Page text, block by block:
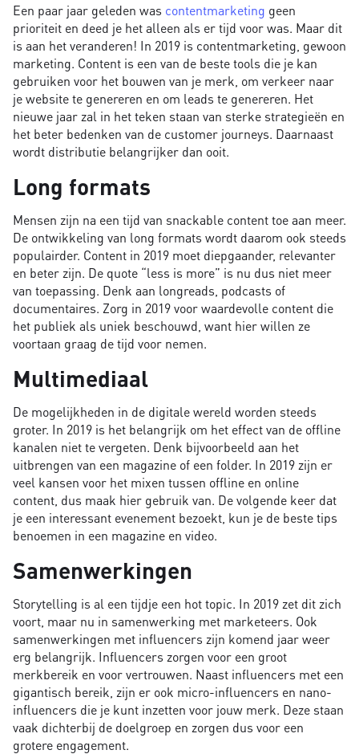
Een paar jaar geleden was contentmarketing geen
prioriteit en deed je het alleen als er tijd voor was. Maar dit
is aan het veranderen! In 2019 is contentmarketing, gewoon
marketing. Content is een van de beste tools die je kan
gebruiken voor het bouwen van je merk, om verkeer naar
je website te genereren en om leads te genereren. Het
nieuwe jaar zal in het teken staan van sterke strategieën en
het beter bedenken van de customer journeys. Daarnaast
wordt distributie belangrijker dan ooit.
Long formats
Mensen zijn na een tijd van snackable content toe aan meer.
De ontwikkeling van long formats wordt daarom ook steeds
populairder. Content in 2019 moet diepgaander, relevanter
en beter zijn. De quote “less is more” is nu dus niet meer
van toepassing. Denk aan longreads, podcasts of
documentaires. Zorg in 2019 voor waardevolle content die
het publiek als uniek beschouwd, want hier willen ze
voortaan graag de tijd voor nemen.
Multimediaal
De mogelijkheden in de digitale wereld worden steeds
groter. In 2019 is het belangrijk om het effect van de offline
kanalen niet te vergeten. Denk bijvoorbeeld aan het
uitbrengen van een magazine of een folder. In 2019 zijn er
veel kansen voor het mixen tussen offline en online
content, dus maak hier gebruik van. De volgende keer dat
je een interessant evenement bezoekt, kun je de beste tips
benoemen in een magazine en video.
Samenwerkingen
Storytelling is al een tijdje een hot topic. In 2019 zet dit zich
voort, maar nu in samenwerking met marketeers. Ook
samenwerkingen met influencers zijn komend jaar weer
erg belangrijk. Influencers zorgen voor een groot
merkbereik en voor vertrouwen. Naast influencers met een
gigantisch bereik, zijn er ook micro-influencers en nano-
influencers die je kunt inzetten voor jouw merk. Deze staan
vaak dichterbij de doelgroep en zorgen dus voor een
grotere engagement.